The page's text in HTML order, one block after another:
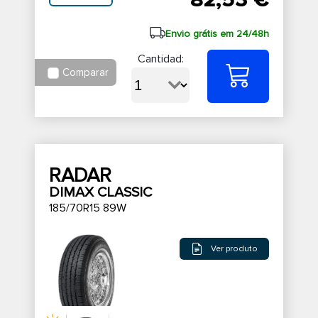
Envio grátis em 24/48h
Comparar
Cantidad:
RADAR
DIMAX CLASSIC
185/70R15 89W
Ver produto